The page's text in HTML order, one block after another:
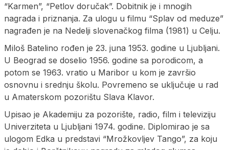
“Karmen”, “Petlov doručak”. Dobitnik je i mnogih
nagrada i priznanja. Za ulogu u filmu “Splav od meduze”
nagrađen je na Nedelji slovenačkog filma (1981) u Celju.
Miloš Batelino rođen je 23. juna 1953. godine u Ljubljani.
U Beograd se doselio 1956. godine sa porodicom, a
potom se 1963. vratio u Maribor u kom je završio
osnovnu i srednju školu. Povremeno se uključuje u rad
u Amaterskom pozorištu Slava Klavor.
Upisao je Akademiju za pozorište, radio, film i televiziju
Univerziteta u Ljubljani 1974. godine. Diplomirao je sa
ulogom Edka u predstavi “Mrožkovljev Tango”, za koju